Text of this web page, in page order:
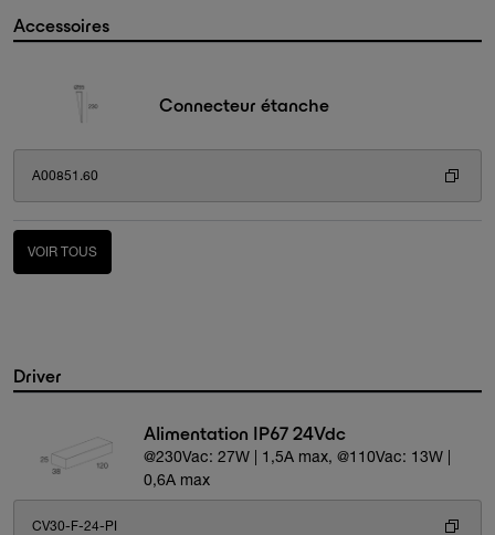
Accessoires
Connecteur étanche
A00851.60
VOIR TOUS
Driver
Alimentation IP67 24Vdc
@230Vac: 27W | 1,5A max, @110Vac: 13W |
0,6A max
CV30-F-24-PI